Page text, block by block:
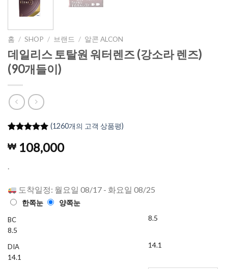
홈 / SHOP / 브랜드 / 알콘 ALCON
데일리스 토탈원 워터렌즈 (강소라 렌즈)
(90개들이)
고객 평가
를 기준으
점에
(1260개의 고객 상품평)
₩ 108,000
.
도착일정: 월요일 08/17 - 화요일 08/25
한쪽눈 양쪽눈
BC
8.5
DIA
14.1
8.5
14.1